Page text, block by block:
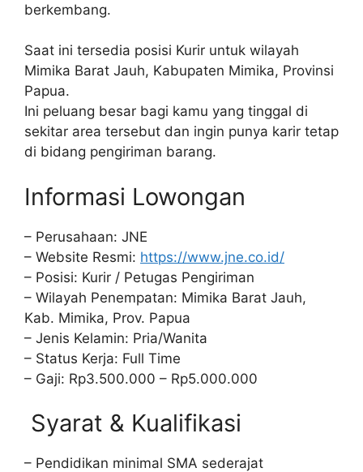
berkembang.
Saat ini tersedia posisi Kurir untuk wilayah
Mimika Barat Jauh, Kabupaten Mimika, Provinsi
Papua.
Ini peluang besar bagi kamu yang tinggal di
sekitar area tersebut dan ingin punya karir tetap
di bidang pengiriman barang.
Informasi Lowongan
– Perusahaan: JNE
– Website Resmi: https://www.jne.co.id/
– Posisi: Kurir / Petugas Pengiriman
– Wilayah Penempatan: Mimika Barat Jauh,
Kab. Mimika, Prov. Papua
– Jenis Kelamin: Pria/Wanita
– Status Kerja: Full Time
– Gaji: Rp3.500.000 – Rp5.000.000
Syarat & Kualifikasi
– Pendidikan minimal SMA sederajat